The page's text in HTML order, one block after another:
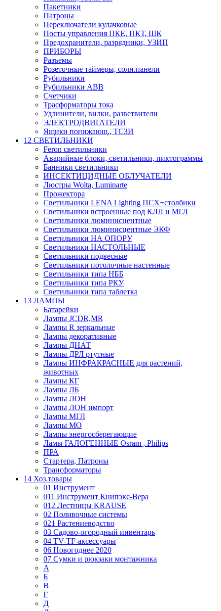
Пакетники
Патроны
Переключатели кулачковые
Посты управления ПКЕ, ПКТ, ШК
Предохранители, разрядники, УЗИП
ПРИБОРЫ
Разъемы
Розеточные таймеры, солн.панели
Рубильники
Рубильники ABB
Счетчики
Трасформаторы тока
Удлинители, вилки, разветвители
ЭЛЕКТРОДВИГАТЕЛИ
Ящики понижающ., ТСЗИ
12 СВЕТИЛЬНИКИ
Feron светильники
Аварийные блоки, светильники, пиктограммы
Банники светильники
ИНСЕКТИЦИДНЫЕ ОБЛУЧАТЕЛИ
Люстры Wolta, Luminarte
Прожектора
Светильники LENA Lighting ПСХ+столбики
Светильники встроенные под КЛЛ и МГЛ
Светильники люминисцентные
Светильники люминисцентные ЭКФ
Светильники НА ОПОРУ
Светильники НАСТОЛЬНЫЕ
Светильники подвесные
Светильники потолочные настенные
Светильники типа НББ
Светильники типа РКУ
Светильники типа таблетка
13 ЛАМПЫ
Батарейки
Лампы JCDR,MR
Лампы R зеркальные
Лампы декоративные
Лампы ДНАТ
Лампы ДРЛ ртутные
Лампы ИНФРАКРАСНЫЕ для растений,
животных
Лампы КГ
Лампы ЛБ
Лампы ЛОН
Лампы ЛОН импорт
Лампы МГЛ
Лампы МО
Лампы энергосберегающие
Ламы ГАЛОГЕННЫЕ Osram , Philips
ПРА
Стартера, Патроны
Трансформаторы
14 Хоз.товары
01 Инструмент
011 Инструмент Книпэкс-Вера
012 Лестницы KRAUSE
02 Поливочные системы
021 Растениеводство
03 Садово-огородный инвентарь
04 TV-TF-аксессуары
06 Новогоднее 2020
07 Сумки и рюкзаки монтажника
А
Б
В
Г
Д